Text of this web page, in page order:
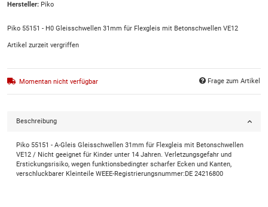
Hersteller: Piko
Piko 55151 - H0 Gleisschwellen 31mm für Flexgleis mit Betonschwellen VE12
Artikel zurzeit vergriffen
Momentan nicht verfügbar Frage zum Artikel
Beschreibung
Piko 55151 - A-Gleis Gleisschwellen 31mm für Flexgleis mit Betonschwellen
VE12 / Nicht geeignet für Kinder unter 14 Jahren. Verletzungsgefahr und
Erstickungsrisiko, wegen funktionsbedingter scharfer Ecken und Kanten,
verschluckbarer Kleinteile WEEE-Registrierungsnummer:DE 24216800